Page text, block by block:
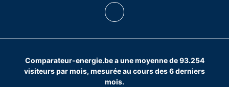
Comparateur-energie.be a une moyenne de 93.254
visiteurs par mois, mesurée au cours des 6 derniers
mois.